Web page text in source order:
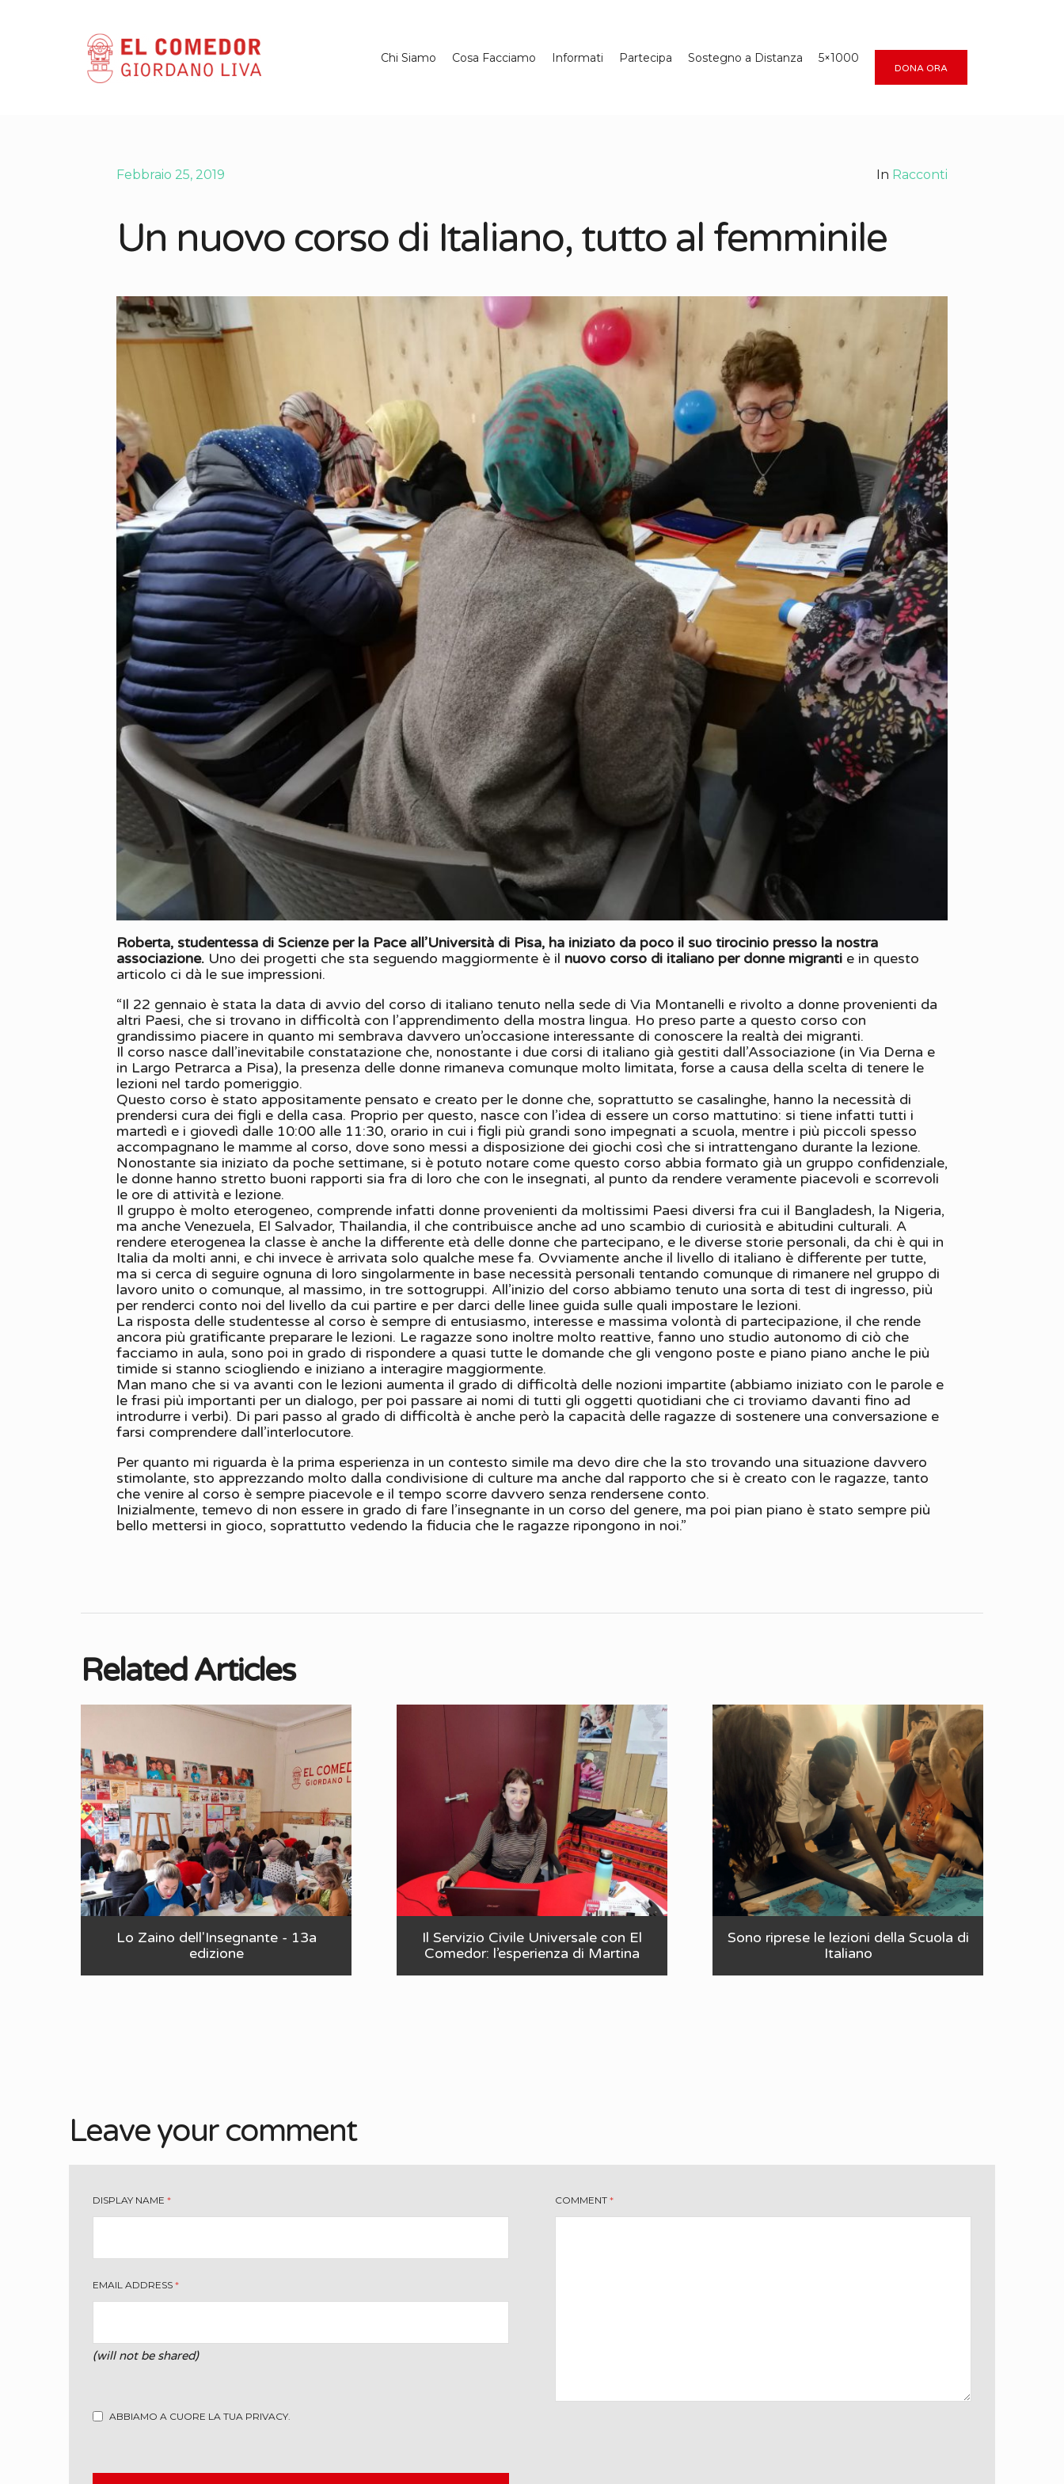
Chi Siamo Cosa Facciamo Informati Partecipa Sostegno a Distanza 5×1000
DONA ORA
Febbraio 25, 2019 In Racconti
Un nuovo corso di Italiano, tutto al femminile
Roberta, studentessa di Scienze per la Pace all’Università di Pisa, ha iniziato da poco il suo tirocinio presso la nostra
associazione. Uno dei progetti che sta seguendo maggiormente è il nuovo corso di italiano per donne migranti e in questo
articolo ci dà le sue impressioni.
“Il 22 gennaio è stata la data di avvio del corso di italiano tenuto nella sede di Via Montanelli e rivolto a donne provenienti da
altri Paesi, che si trovano in difficoltà con l’apprendimento della mostra lingua. Ho preso parte a questo corso con
grandissimo piacere in quanto mi sembrava davvero un’occasione interessante di conoscere la realtà dei migranti.
Il corso nasce dall’inevitabile constatazione che, nonostante i due corsi di italiano già gestiti dall’Associazione (in Via Derna e
in Largo Petrarca a Pisa), la presenza delle donne rimaneva comunque molto limitata, forse a causa della scelta di tenere le
lezioni nel tardo pomeriggio.
Questo corso è stato appositamente pensato e creato per le donne che, soprattutto se casalinghe, hanno la necessità di
prendersi cura dei figli e della casa. Proprio per questo, nasce con l’idea di essere un corso mattutino: si tiene infatti tutti i
martedì e i giovedì dalle 10:00 alle 11:30, orario in cui i figli più grandi sono impegnati a scuola, mentre i più piccoli spesso
accompagnano le mamme al corso, dove sono messi a disposizione dei giochi così che si intrattengano durante la lezione.
Nonostante sia iniziato da poche settimane, si è potuto notare come questo corso abbia formato già un gruppo confidenziale,
le donne hanno stretto buoni rapporti sia fra di loro che con le insegnati, al punto da rendere veramente piacevoli e scorrevoli
le ore di attività e lezione.
Il gruppo è molto eterogeneo, comprende infatti donne provenienti da moltissimi Paesi diversi fra cui il Bangladesh, la Nigeria,
ma anche Venezuela, El Salvador, Thailandia, il che contribuisce anche ad uno scambio di curiosità e abitudini culturali. A
rendere eterogenea la classe è anche la differente età delle donne che partecipano, e le diverse storie personali, da chi è qui in
Italia da molti anni, e chi invece è arrivata solo qualche mese fa. Ovviamente anche il livello di italiano è differente per tutte,
ma si cerca di seguire ognuna di loro singolarmente in base necessità personali tentando comunque di rimanere nel gruppo di
lavoro unito o comunque, al massimo, in tre sottogruppi. All’inizio del corso abbiamo tenuto una sorta di test di ingresso, più
per renderci conto noi del livello da cui partire e per darci delle linee guida sulle quali impostare le lezioni.
La risposta delle studentesse al corso è sempre di entusiasmo, interesse e massima volontà di partecipazione, il che rende
ancora più gratificante preparare le lezioni. Le ragazze sono inoltre molto reattive, fanno uno studio autonomo di ciò che
facciamo in aula, sono poi in grado di rispondere a quasi tutte le domande che gli vengono poste e piano piano anche le più
timide si stanno sciogliendo e iniziano a interagire maggiormente.
Man mano che si va avanti con le lezioni aumenta il grado di difficoltà delle nozioni impartite (abbiamo iniziato con le parole e
le frasi più importanti per un dialogo, per poi passare ai nomi di tutti gli oggetti quotidiani che ci troviamo davanti fino ad
introdurre i verbi). Di pari passo al grado di difficoltà è anche però la capacità delle ragazze di sostenere una conversazione e
farsi comprendere dall’interlocutore.
Per quanto mi riguarda è la prima esperienza in un contesto simile ma devo dire che la sto trovando una situazione davvero
stimolante, sto apprezzando molto dalla condivisione di culture ma anche dal rapporto che si è creato con le ragazze, tanto
che venire al corso è sempre piacevole e il tempo scorre davvero senza rendersene conto.
Inizialmente, temevo di non essere in grado di fare l’insegnante in un corso del genere, ma poi pian piano è stato sempre più
bello mettersi in gioco, soprattutto vedendo la fiducia che le ragazze ripongono in noi.”
Related Articles
Lo Zaino dell'Insegnante - 13a
edizione
Il Servizio Civile Universale con El
Comedor: l’esperienza di Martina
Sono riprese le lezioni della Scuola di
Italiano
Leave your comment
DISPLAY NAME *
EMAIL ADDRESS *
(will not be shared)
COMMENT *
ABBIAMO A CUORE LA TUA PRIVACY.